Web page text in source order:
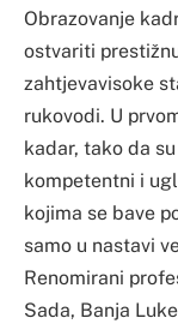
Obrazovanje
ostvariti
zahtjevavisoke
rukovodi. U
kadar, tako da
kompetentni i
kojima se bave
samo u nastavi
Renomirani
Sada, Banja